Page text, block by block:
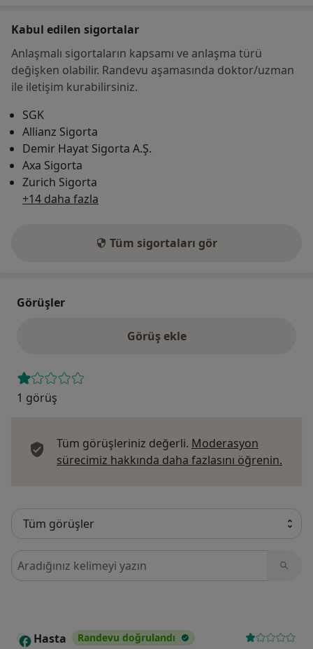
Kabul edilen sigortalar
Anlaşmalı sigortaların kapsamı ve anlaşma türü
değişken olabilir. Randevu aşamasında doktor/uzman
ile iletişim kurabilirsiniz.
SGK
Allianz Sigorta
Demir Hayat Sigorta A.Ş.
Axa Sigorta
Zurich Sigorta
+14 daha fazla
Tüm sigortaları gör
Görüşler
Görüş ekle
1 görüş
Tüm görüşleriniz değerli. Moderasyon
sürecimiz hakkında daha fazlasını öğrenin.
Görüşler içerisinde ara
Hasta Randevu doğrulandı